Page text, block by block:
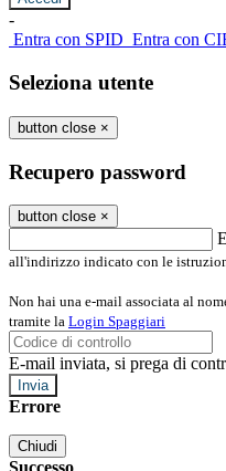
-
Entra con SPID Entra con
Seleziona utente
button close ×
Recupero password
button close ×
all'indirizzo indicato con le
Non hai una e-mail associata al
tramite la Login Spaggiari
E-mail inviata, si prega di
Errore
Chiudi